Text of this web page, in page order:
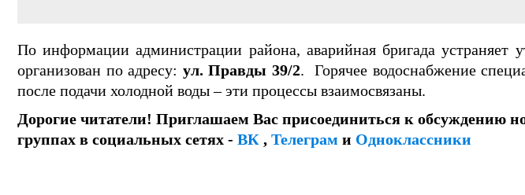
По информации администрации района, аварийная бригада устраняет
организован по адресу: ул. Правды 39/2. Горячее водоснабжение
после подачи холодной воды – эти процессы взаимосвязаны.
Дорогие читатели! Приглашаем Вас присоединиться к обсуждению
группах в социальных сетях - ВК , Телеграм и Одноклассники